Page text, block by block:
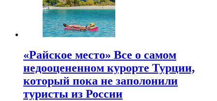
«Райское место» Все о самом
недооцененном курорте Турции,
который пока не заполонили
туристы из России